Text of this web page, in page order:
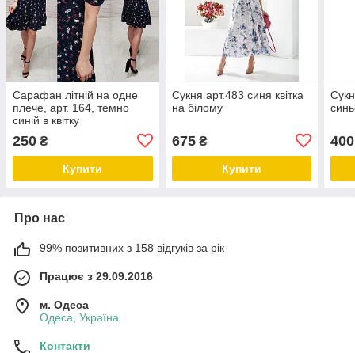
Сарафан літній на одне
плече, арт. 164, темно
синій в квітку
250 ₴
Купити
Сукня арт.483 синя квітка
на білому
675₴
Купити
400
Про нас
99% позитивних з 158 відгуків за рік
Працює з 29.09.2016
м. Одеса
Одеса, Україна
Контакти